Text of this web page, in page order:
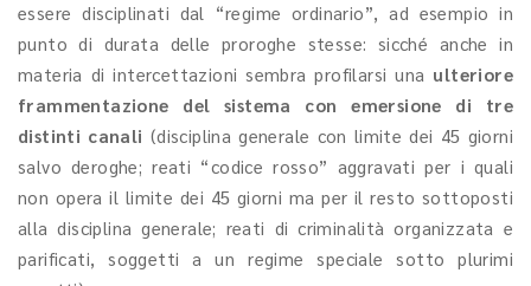
essere disciplinati dal “regime ordinario”, ad esempio in
punto di durata delle proroghe stesse: sicché anche in
materia di intercettazioni sembra profilarsi una ulteriore
frammentazione del sistema con emersione di tre
distinti canali (disciplina generale con limite dei 45 giorni
salvo deroghe; reati “codice rosso” aggravati per i quali
non opera il limite dei 45 giorni ma per il resto sottoposti
alla disciplina generale; reati di criminalità organizzata e
parificati, soggetti a un regime speciale sotto plurimi